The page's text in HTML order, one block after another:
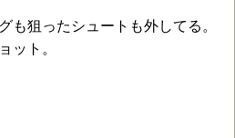
も狙ったシュートも外してる。
ット。